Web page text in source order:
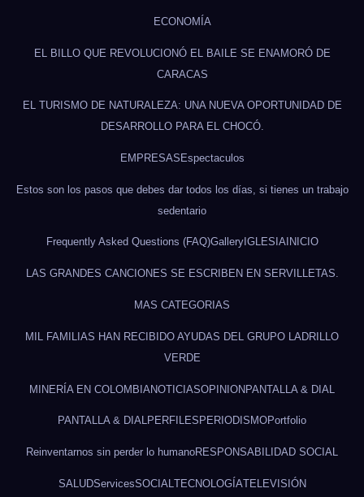
ECONOMÍA
EL BILLO QUE REVOLUCIONÓ EL BAILE SE ENAMORÓ DE
CARACAS
EL TURISMO DE NATURALEZA: UNA NUEVA OPORTUNIDAD DE
DESARROLLO PARA EL CHOCÓ.
EMPRESAS Espectaculos
Estos son los pasos que debes dar todos los días, si tienes un trabajo
sedentario
Frequently Asked Questions (FAQ)GalleryIGLESIAINICIO
LAS GRANDES CANCIONES SE ESCRIBEN EN SERVILLETAS.
MAS CATEGORIAS
MIL FAMILIAS HAN RECIBIDO AYUDAS DEL GRUPO LADRILLO
VERDE
MINERÍA EN COLOMBIANOTICIASOPINIONPANTALLA & DIAL
PANTALLA & DIALPERFILES PERIODISMOPortfolio
Reinventarnos sin perder lo humanoRESPONSABILIDAD SOCIAL
SALUDServicesSOCIAL TECNOLOGÍATELEVISIÓN